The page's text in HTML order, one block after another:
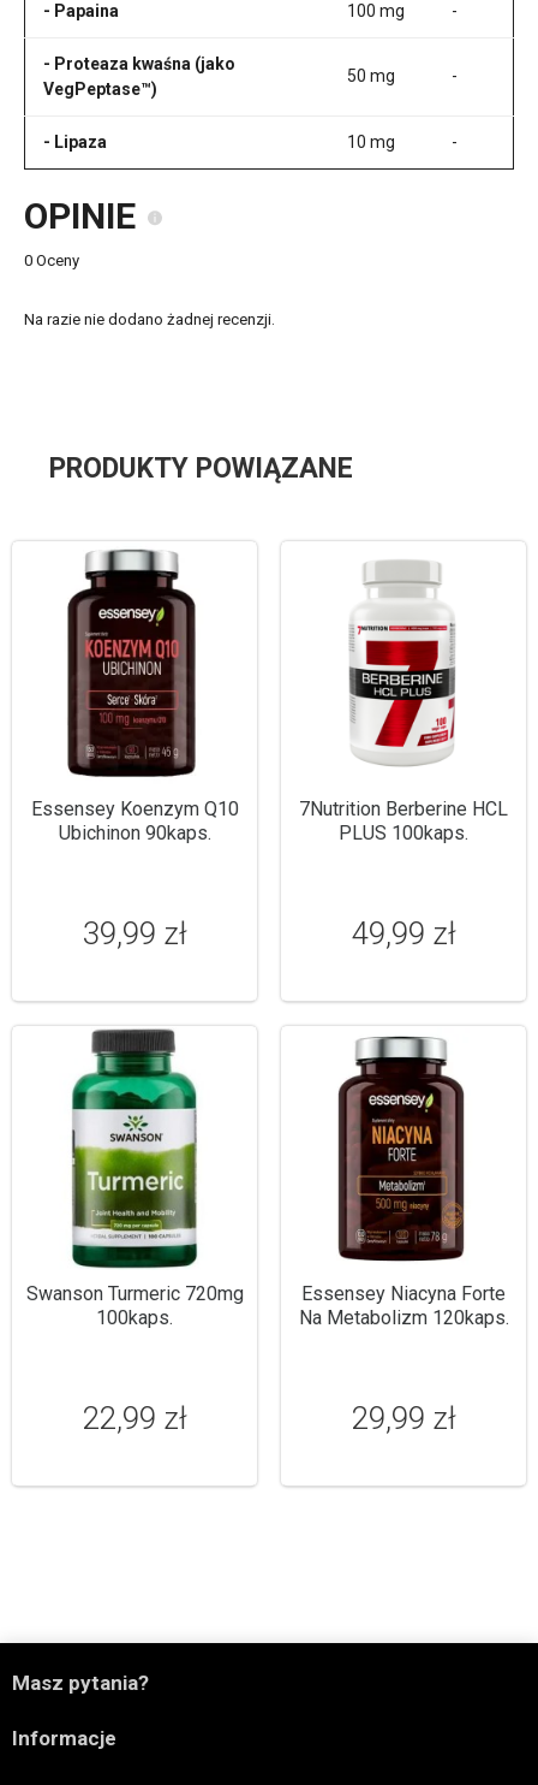
- Papaina 100 mg -
- Proteaza kwaśna (jako
VegPeptase™)
50 mg -
- Lipaza 10 mg -
OPINIE
0 Oceny
Na razie nie dodano żadnej recenzji.
PRODUKTY POWIĄZANE
Essensey Koenzym Q10
Ubichinon 90kaps.
39,99 zł
7Nutrition Berberine HCL
PLUS 100kaps.
49,99 zł
Swanson Turmeric 720mg
100kaps.
22,99 zł
Essensey Niacyna Forte
Na Metabolizm 120kaps.
29,99 zł
Masz pytania?
Informacje